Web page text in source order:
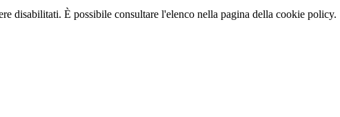
disabilitati. È possibile consultare l'elenco nella pagina della cookie policy.